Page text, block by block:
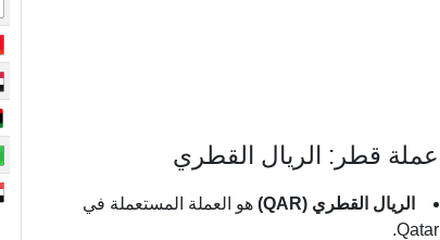
عملة قطر: الريال القطري
الريال القطري (QAR)
هو العملة المستعملة في
Qatar.